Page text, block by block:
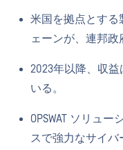
米国を拠点とする
ェーンが、連邦政
2023年以降、収
いる。
OPSWAT ソリュ
スで強力なサイ